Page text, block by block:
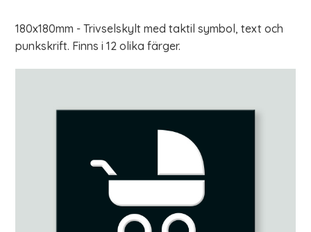
180x180mm - Trivselskylt med taktil symbol, text och
punkskrift. Finns i 12 olika färger.